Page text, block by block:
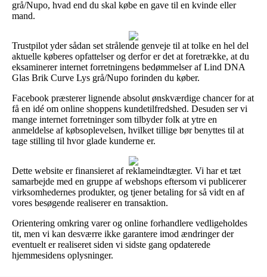
grå/Nupo, hvad end du skal købe en gave til en kvinde eller
mand.
Trustpilot yder sådan set strålende genveje til at tolke en hel del
aktuelle køberes opfattelser og derfor er det at foretrække, at du
eksaminerer internet forretningens bedømmelser af Lind DNA
Glas Brik Curve Lys grå/Nupo forinden du køber.
Facebook præsterer lignende absolut ønskværdige chancer for at
få en idé om online shoppens kundetilfredshed. Desuden ser vi
mange internet forretninger som tilbyder folk at ytre en
anmeldelse af købsoplevelsen, hvilket tillige bør benyttes til at
tage stilling til hvor glade kunderne er.
Dette website er finansieret af reklameindtægter. Vi har et tæt
samarbejde med en gruppe af webshops eftersom vi publicerer
virksomhedernes produkter, og tjener betaling for så vidt en af
vores besøgende realiserer en transaktion.
Orientering omkring varer og online forhandlere vedligeholdes
tit, men vi kan desværre ikke garantere imod ændringer der
eventuelt er realiseret siden vi sidste gang opdaterede
hjemmesidens oplysninger.